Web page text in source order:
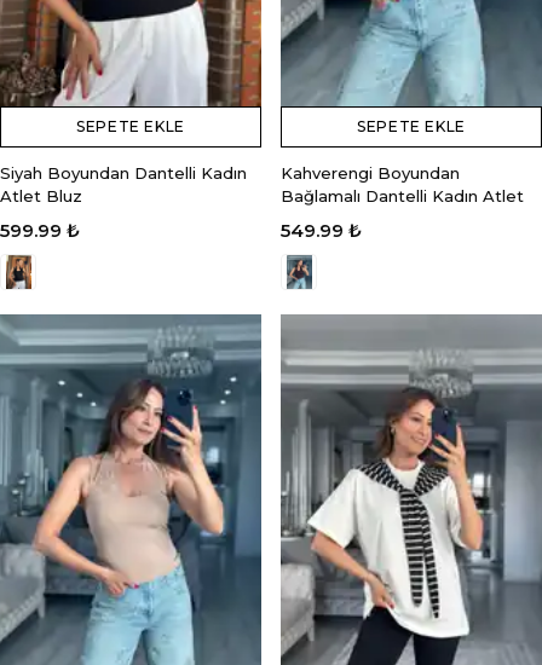
SEPETE EKLE
Siyah Boyundan Dantelli Kadın
Atlet Bluz
599.99 ₺
SEPETE EKLE
Kahverengi Boyundan
Bağlamalı Dantelli Kadın Atlet
549.99 ₺